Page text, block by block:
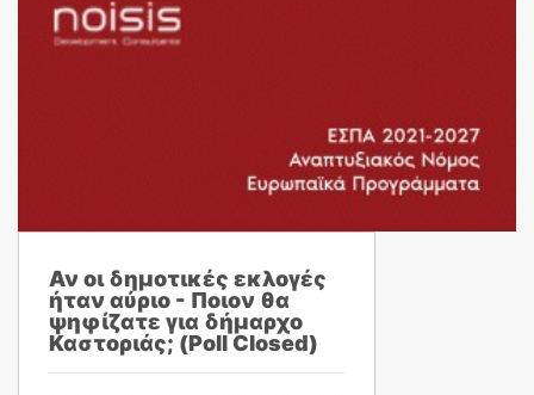
Αν οι δημοτικές εκλογές
ήταν αύριο - Ποιον θα
ψηφίζατε για δήμαρχο
Καστοριάς; (Poll Closed)